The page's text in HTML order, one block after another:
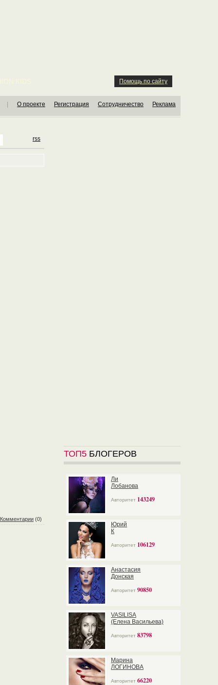
Помощь по сайту
О проекте Регистрация Сотрудничество Реклама
rss
Комментарии (0)
ТОП5 БЛОГЕРОВ
Ли
Лобанова
Авторитет 143249
Юрий
К
Авторитет 106129
Анастасия
Донская
Авторитет 90850
VASILISA
(Елена Васильева)
Авторитет 83798
Марина
ЛОГИНОВА
Авторитет 66220